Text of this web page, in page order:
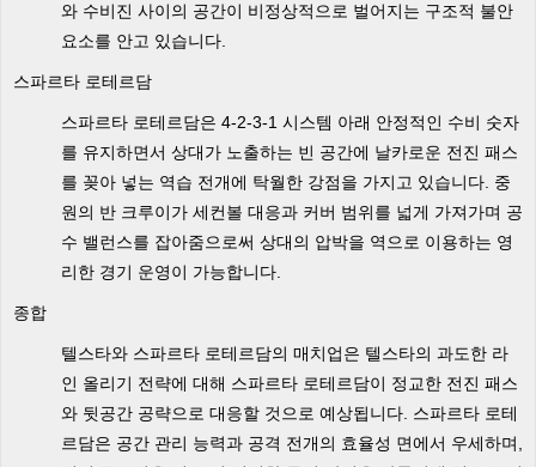
와 수비진 사이의 공간이 비정상적으로 벌어지는 구조적 불안
요소를 안고 있습니다.
스파르타 로테르담
스파르타 로테르담은 4-2-3-1 시스템 아래 안정적인 수비 숫자
를 유지하면서 상대가 노출하는 빈 공간에 날카로운 전진 패스
를 꽂아 넣는 역습 전개에 탁월한 강점을 가지고 있습니다. 중
원의 반 크루이가 세컨볼 대응과 커버 범위를 넓게 가져가며 공
수 밸런스를 잡아줌으로써 상대의 압박을 역으로 이용하는 영
리한 경기 운영이 가능합니다.
종합
텔스타와 스파르타 로테르담의 매치업은 텔스타의 과도한 라
인 올리기 전략에 대해 스파르타 로테르담이 정교한 전진 패스
와 뒷공간 공략으로 대응할 것으로 예상됩니다. 스파르타 로테
르담은 공간 관리 능력과 공격 전개의 효율성 면에서 우세하며,